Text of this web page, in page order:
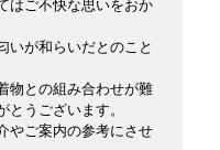
はご不快な思いをおか
いが和らいだとのこと
物との組み合わせが難
とうございます。
やご案内の参考にさせ